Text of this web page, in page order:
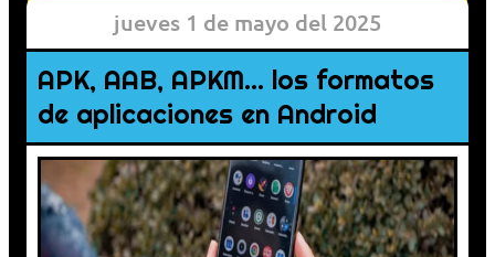
jueves 1 de mayo del 2025
APK, AAB, APKM… los formatos
de aplicaciones en Android